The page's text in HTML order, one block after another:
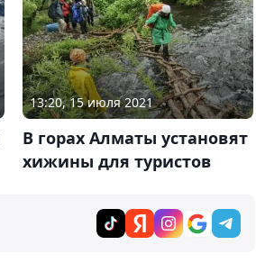
13:20, 15 июля 2021
В горах Алматы установят
хижины для туристов